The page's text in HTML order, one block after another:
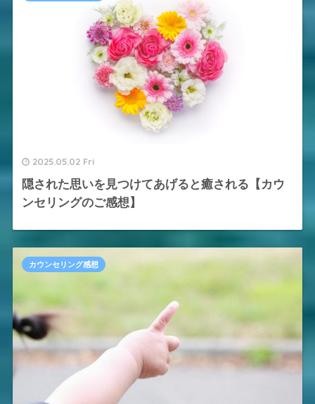
2025.05.02 Fri
隠された思いを見つけてあげると癒される【カウ
ンセリングのご感想】
カウンセリング感想